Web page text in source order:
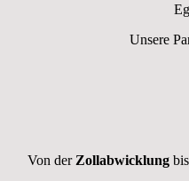
Unsere
Von der Zollabwicklung